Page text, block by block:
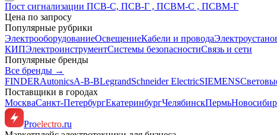
Пост сигнализации ПСВ-С, ПСВ-Г , ПСВМ-С , ПСВМ-Г
Цена по запросу
Популярные рубрики
ЭлектрооборудованиеОсвещениеКабели и провода
КИПЭлектроинструментСистемы безопасностиСвязь и сети
Популярные бренды
Все бренды →
FINDERAutonicsA-B-BLegrandSchneider ElectricSIEMENS
Поставщики в городах
МоскваСанкт-ПетербургЕкатеринбургЧелябинскПермь
Proelectro.ru